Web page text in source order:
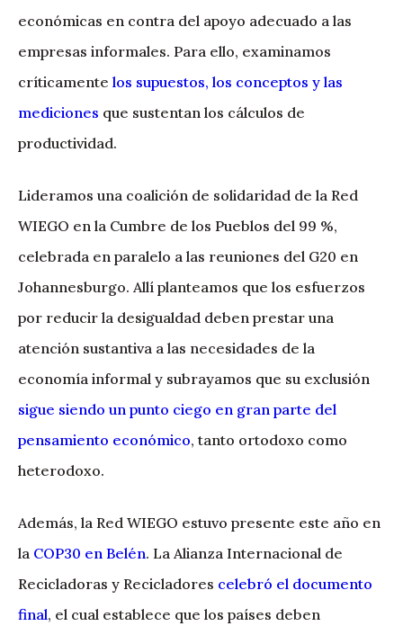
económicas en contra del apoyo adecuado a las
empresas informales. Para ello, examinamos
críticamente los supuestos, los conceptos y las
mediciones que sustentan los cálculos de
productividad.
Lideramos una coalición de solidaridad de la Red
WIEGO en la Cumbre de los Pueblos del 99 %,
celebrada en paralelo a las reuniones del G20 en
Johannesburgo. Allí planteamos que los esfuerzos
por reducir la desigualdad deben prestar una
atención sustantiva a las necesidades de la
economía informal y subrayamos que su exclusión
sigue siendo un punto ciego en gran parte del
pensamiento económico, tanto ortodoxo como
heterodoxo.
Además, la Red WIEGO estuvo presente este año en
la COP30 en Belén. La Alianza Internacional de
Recicladoras y Recicladores celebró el documento
final, el cual establece que los países deben